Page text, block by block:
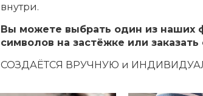
внутри.
Вы можете выбрать один из наших
символов на застёжке или заказать
СОЗДАЁТСЯ ВРУЧНУЮ и